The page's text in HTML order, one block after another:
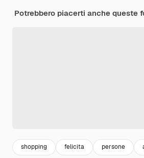
Potrebbero piacerti anche queste
shopping felicita persone